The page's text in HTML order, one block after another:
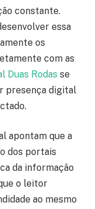
constante.
essa
os
com as
Duas Rodas se
presença digital
apontam que a
dos portais
da informação
o leitor
ao mesmo